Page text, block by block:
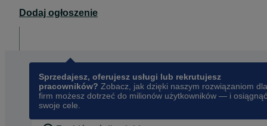
Dodaj ogłoszenie
Sprzedajesz, oferujesz usługi lub rekrutujesz
pracowników? Zobacz, jak dzięki naszym rozwiązaniom dla
firm możesz dotrzeć do milionów użytkowników — i osiągnąć
swoje cele.